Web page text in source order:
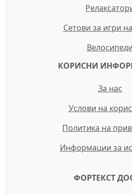
Сетови за игри
Велосипеди
КОРИСНИ
За нас
Услови на
Политика на
Информации за
ФОРТЕКСТ